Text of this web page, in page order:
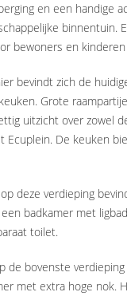
en een handige
binnentuin.
bewoners en
bevindt zich de
Grote
uitzicht over zowel
Ecuplein. De keuken
deze verdieping
badkamer met
toilet.
de bovenste
met extra hoge nok.